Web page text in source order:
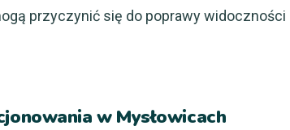
przyczynić się do poprawy widoczności
w Mysłowicach